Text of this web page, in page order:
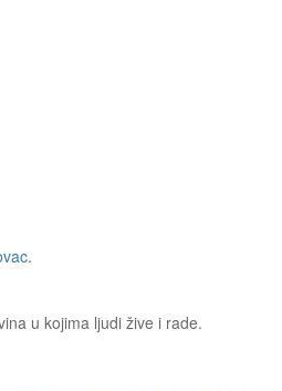
.
u kojima ljudi žive i rade.